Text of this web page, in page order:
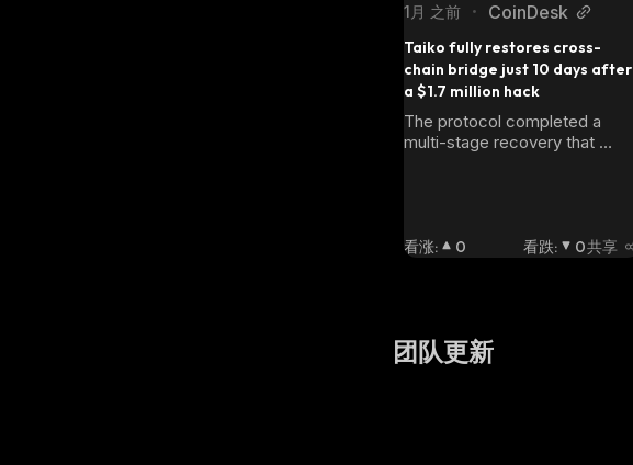
1月 之前 • CoinDesk
Taiko fully restores cross-
chain bridge just 10 days after
a $1.7 million hack
The protocol completed a
multi-stage recovery that
看涨: 0 看跌: 0共享
团队更新